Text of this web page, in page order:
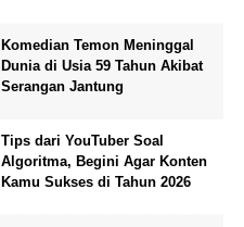
Komedian Temon Meninggal
Dunia di Usia 59 Tahun Akibat
Serangan Jantung
Tips dari YouTuber Soal
Algoritma, Begini Agar Konten
Kamu Sukses di Tahun 2026